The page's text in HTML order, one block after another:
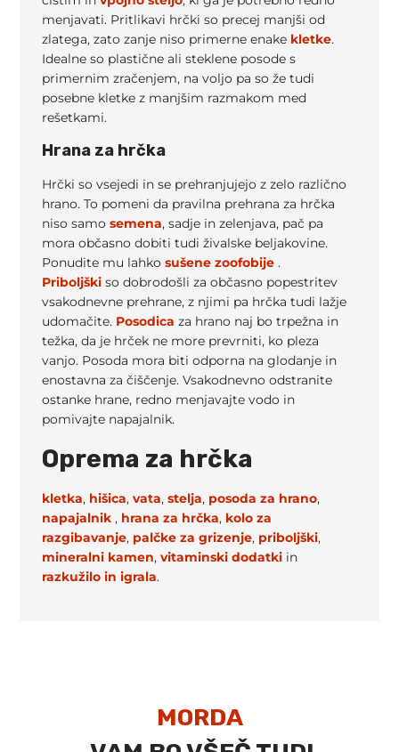
menjavati. Pritlikavi hrčki so precej manjši od
zlatega, zato zanje niso primerne enake kletke.
Idealne so plastične ali steklene posode s
primernim zračenjem, na voljo pa so že tudi
posebne kletke z manjšim razmakom med
rešetkami.
Hrana za hrčka
Hrčki so vsejedi in se prehranjujejo z zelo različno
hrano. To pomeni da pravilna prehrana za hrčka
niso samosemena, sadje in zelenjava, pač pa
mora občasno dobiti tudi živalske beljakovine.
Ponudite mu lahkosušene zoofobije .
Priboljški so dobrodošli za občasno popestritev
vsakodnevne prehrane, z njimi pa hrčka tudi lažje
udomačite. Posodica za hrano naj bo trpežna in
težka, da je hrček ne more prevrniti, ko pleza
vanjo. Posoda mora biti odporna na glodanje in
enostavna za čiščenje. Vsakodnevno odstranite
ostanke hrane, redno menjavajte vodo in
pomivajte napajalnik.
Oprema za hrčka
kletka, hišica,vata,stelja, posoda za hrano,
napajalnik , hrana za hrčka, kolo za
razgibavanje, palčke za grizenje, priboljški,
mineralni kamen,vitaminski dodatki in
razkužilo in igrala.
MORDA